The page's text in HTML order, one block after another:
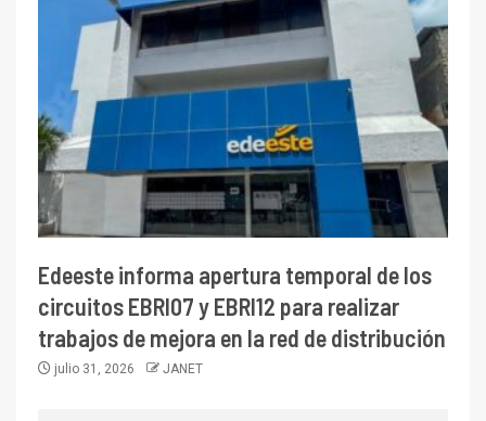
Edeeste informa apertura temporal de los
circuitos EBRI07 y EBRI12 para realizar
trabajos de mejora en la red de distribución
julio 31, 2026 JANET